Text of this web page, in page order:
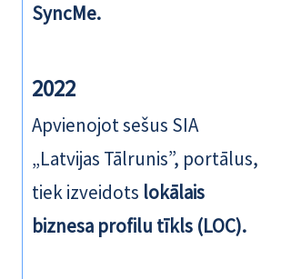
SyncMe.
2022
Apvienojot sešus SIA
„Latvijas Tālrunis”, portālus,
tiek izveidots lokālais
biznesa profilu tīkls (LOC).